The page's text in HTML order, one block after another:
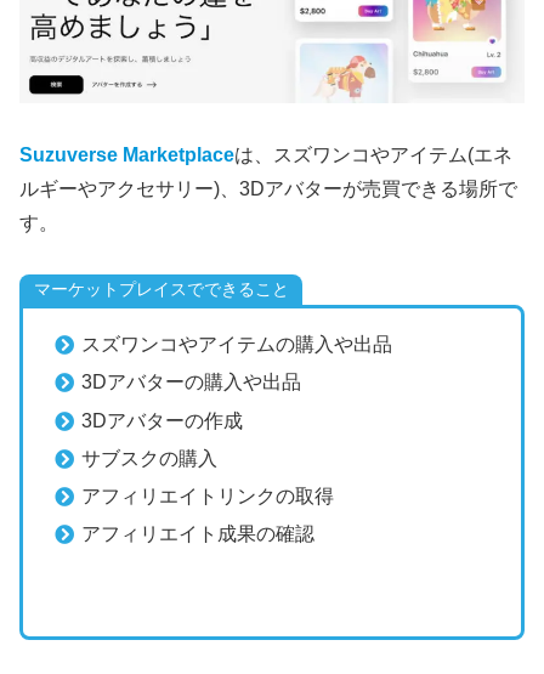
Suzuverse Marketplaceは、スズワンコやアイテム(エネ
ルギーやアクセサリー)、3Dアバターが売買できる場所で
す。
マーケットプレイスでできること
スズワンコやアイテムの購入や出品
3Dアバターの購入や出品
3Dアバターの作成
サブスクの購入
アフィリエイトリンクの取得
アフィリエイト成果の確認